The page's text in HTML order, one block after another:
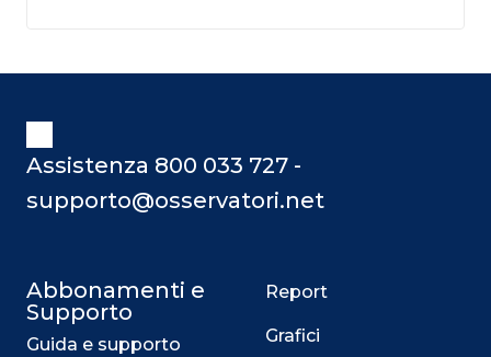
Assistenza 800 033 727 -
supporto@osservatori.net
Abbonamenti e
Supporto
Guida e supporto
Report
Grafici